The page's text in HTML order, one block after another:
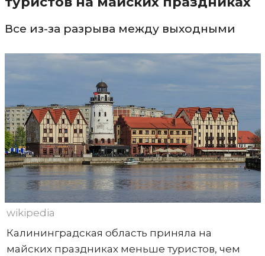
Все из-за разрыва между выходными
wikipedia
Калининградская область приняла на
майских праздниках меньше туристов, чем